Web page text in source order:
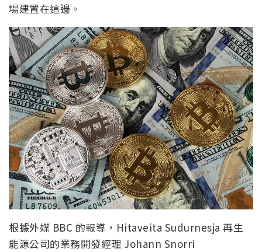
場建置在這邊。
根據外媒 BBC 的報導，Hitaveita Sudurnesja 再生
能源公司的業務開發經理 Johann Snorri